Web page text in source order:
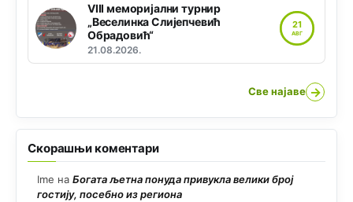
VIII меморијални турнир
„Веселинка Слијепчевић
Обрадовић“
21.08.2026.
21
АВГ
Све најаве →
Скорашњи коментари
Ime на Богата љетна понуда привукла велики број
гостију, посебно из региона